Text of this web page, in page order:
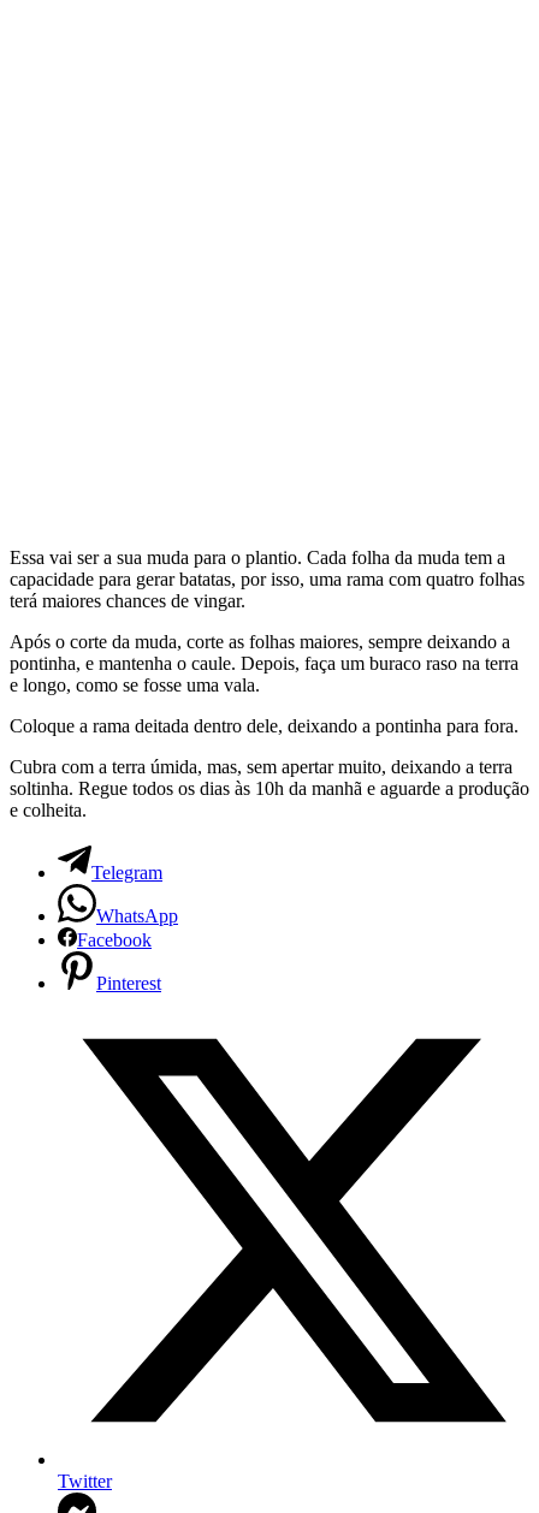
Essa vai ser a sua muda para o plantio. Cada folha da muda tem a
capacidade para gerar batatas, por isso, uma rama com quatro folhas
terá maiores chances de vingar.
Após o corte da muda, corte as folhas maiores, sempre deixando a
pontinha, e mantenha o caule. Depois, faça um buraco raso na terra
e longo, como se fosse uma vala.
Coloque a rama deitada dentro dele, deixando a pontinha para fora.
Cubra com a terra úmida, mas, sem apertar muito, deixando a terra
soltinha. Regue todos os dias às 10h da manhã e aguarde a produção
e colheita.
Telegram
WhatsApp
Facebook
Pinterest
Twitter